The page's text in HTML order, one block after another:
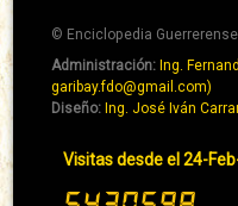
© Enciclopedia
Pie
de
→
Abaixo
Administración:Ing.
garibay.fdo@gmail.com)
Diseño:Ing. José Iván
de
página
Visitas desde el 24-